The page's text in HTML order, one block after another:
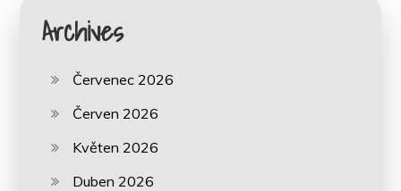
Archives
Červenec 2026
Červen 2026
Květen 2026
Duben 2026